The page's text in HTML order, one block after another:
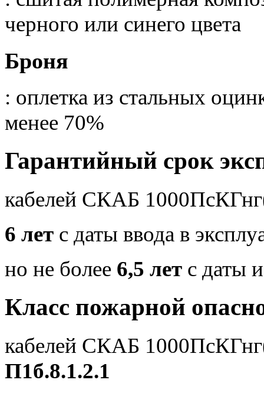
черного или синего цвета
Броня
: оплетка из стальных
менее 70%
Гарантийный срок
кабелей СКАБ
6 лет с даты ввода в
но не более 6,5 лет с даты
Класс пожарной
кабелей СКАБ
П1б.8.1.2.1